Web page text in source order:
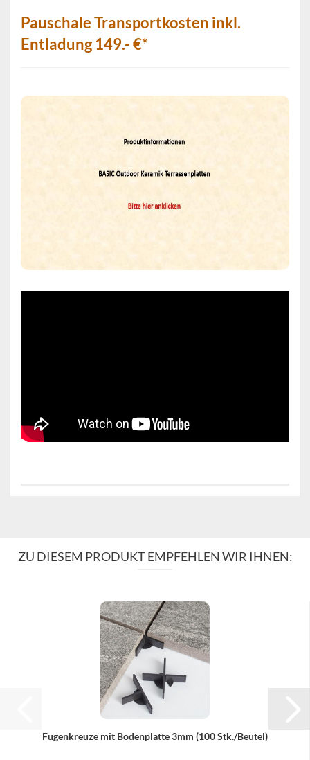
Pauschale Transportkosten inkl.
Entladung 149.- €*
ZU DIESEM PRODUKT EMPFEHLEN WIR IHNEN:
Fugenkreuze mit Bodenplatte 3mm (100 Stk./Beutel)